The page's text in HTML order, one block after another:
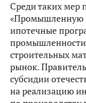
Среди таких мер
«Промышленную
ипотечные
строительных
рынок.
субсидии
на реализацию